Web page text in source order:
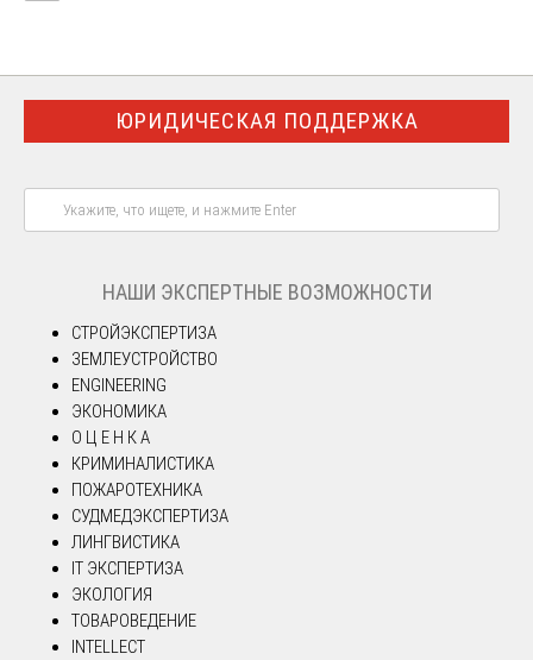
ЮРИДИЧЕСКАЯ ПОДДЕРЖКА
НАШИ ЭКСПЕРТНЫЕ ВОЗМОЖНОСТИ
СТРОЙЭКСПЕРТИЗА
ЗЕМЛЕУСТРОЙСТВО
ENGINEERING
ЭКОНОМИКА
О Ц Е Н К А
КРИМИНАЛИСТИКА
ПОЖАРОТЕХНИКА
СУДМЕДЭКСПЕРТИЗА
ЛИНГВИСТИКА
IT ЭКСПЕРТИЗА
ЭКОЛОГИЯ
ТОВАРОВЕДЕНИЕ
INTELLECT